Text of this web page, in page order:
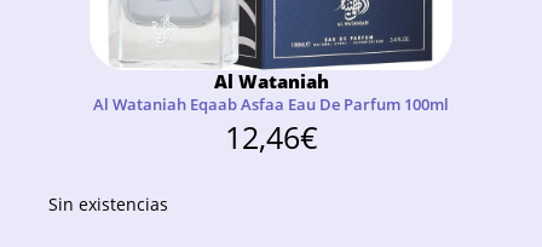
Al Wataniah
Al Wataniah Eqaab Asfaa Eau De Parfum 100ml
12,46€
Sin existencias